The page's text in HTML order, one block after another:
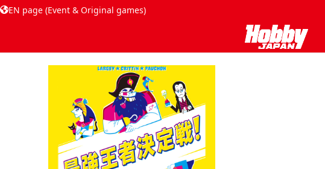
EN page (Event & Original games)